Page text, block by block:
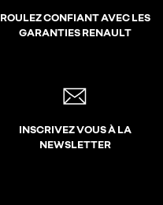
ROULEZ CONFIANT AVEC LES
GARANTIES RENAULT
INSCRIVEZ VOUS À LA
NEWSLETTER